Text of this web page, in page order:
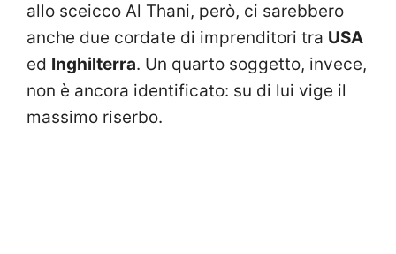
allo sceicco Al Thani, però, ci sarebbero
anche due cordate di imprenditori tra USA
ed Inghilterra. Un quarto soggetto, invece,
non è ancora identificato: su di lui vige il
massimo riserbo.